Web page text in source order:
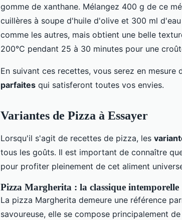
gomme de xanthane. Mélangez 400 g de ce
cuillères à soupe d'huile d'olive et 300 ml
comme les autres, mais obtient une belle
200°C pendant 25 à 30 minutes pour une
En suivant ces recettes, vous serez en mesure
parfaites qui satisferont toutes vos envies.
Variantes de Pizza à Essayer
Lorsqu'il s'agit de recettes de pizza, les
tous les goûts. Il est important de connaître
pour profiter pleinement de cet aliment
Pizza Margherita : la classique intemporelle
La pizza Margherita demeure une référence
savoureuse, elle se compose principalement